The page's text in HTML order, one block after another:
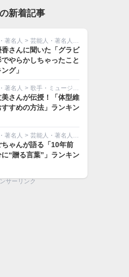
新着記事
著名人 > 芸能人・著名人その他
さんに聞いた「グラビ
でやらかしちゃったこと
グ」
著名人 > 歌手・ミュージシャン
さんが伝授！「体型維
すめの方法」ランキン
著名人 > 芸能人・著名人その他
ちゃんが語る「10年前
“贈る言葉”」ランキン
サーリンク